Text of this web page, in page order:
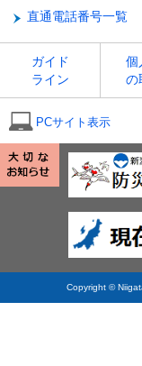
直通電話番号一覧
ガイド
ライン
個
の
PCサイト表示
Copyright ©